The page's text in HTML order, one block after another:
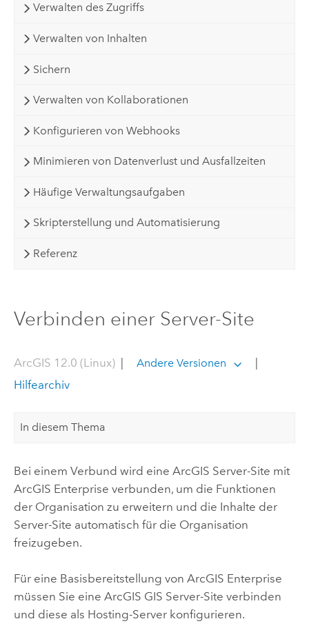
Verwalten des Zugriffs
Verwalten von Inhalten
Sichern
Verwalten von Kollaborationen
Konfigurieren von Webhooks
Minimieren von Datenverlust und Ausfallzeiten
Häufige Verwaltungsaufgaben
Skripterstellung und Automatisierung
Referenz
Verbinden einer Server-Site
ArcGIS 12.0 (Linux)| Andere Versionen
Hilfearchiv
In diesem Thema
Bei einem Verbund wird eine ArcGIS Server-Site mit
ArcGIS Enterprise verbunden, um die Funktionen
der Organisation zu erweitern und die Inhalte der
Server-Site automatisch für die Organisation
freizugeben.
Für eine Basisbereitstellung von ArcGIS Enterprise
müssen Sie eine ArcGIS GIS Server-Site verbinden
und diese als Hosting-Server konfigurieren.